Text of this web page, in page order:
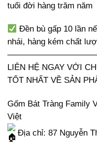
tuổi đời hàng trăm năm
Đền bù gấp 10 lần
nhái, hàng kém chất
LIÊN HỆ NGAY VỚI
TỐT NHẤT VỀ SẢN
Gốm Bát Tràng Family
Việt
Địa chỉ: 87 Nguyễn